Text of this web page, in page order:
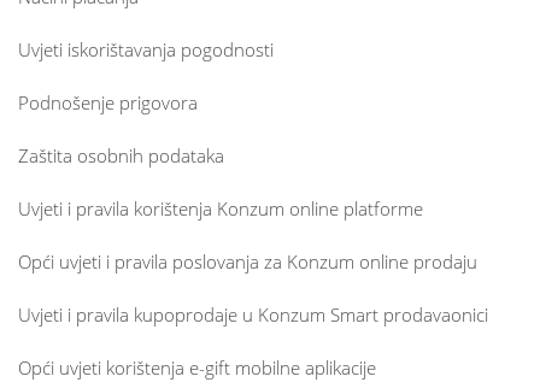
Uvjeti iskorištavanja pogodnosti
Podnošenje prigovora
Zaštita osobnih podataka
Uvjeti i pravila korištenja Konzum online platforme
Opći uvjeti i pravila poslovanja za Konzum online prodaju
Uvjeti i pravila kupoprodaje u Konzum Smart prodavaonici
Opći uvjeti korištenja e-gift mobilne aplikacije